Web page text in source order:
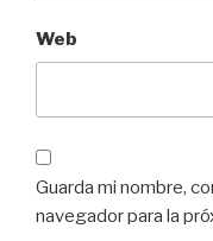
Web
Guarda mi nombre,
navegador para la